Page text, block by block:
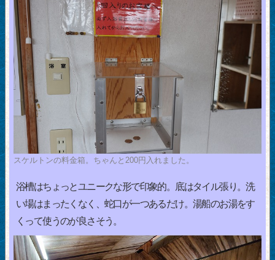
スケルトンの料金箱。ちゃんと200円入れました。
浴槽はちょっとユニークな形で印象的。底はタイル張り。洗
い場はまったくなく、蛇口が一つあるだけ。湯船のお湯をす
くって使うのが良さそう。